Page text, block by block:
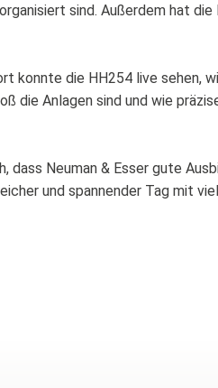
sind. Außerdem hat
konnte die HH254 live
die Anlagen sind und wie
dass Neuman & Esser gute
und spannender Tag mit